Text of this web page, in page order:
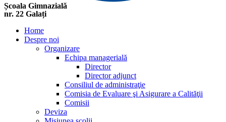
Școala Gimnazială
nr. 22 Galați
Home
Despre noi
Organizare
Echipa managerială
Director
Director adjunct
Consiliul de administraţie
Comisia de Evaluare şi Asigurare a Calităţii
Comisii
Deviza